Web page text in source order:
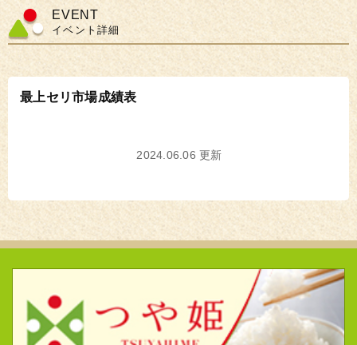
EVENT
イベント詳細
最上セリ市場成績表
2024.06.06 更新